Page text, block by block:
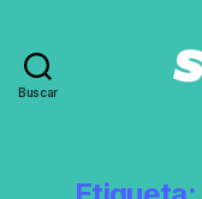
Buscar